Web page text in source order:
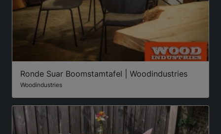
Ronde Suar Boomstamtafel | Woodindustries
Woodindustries